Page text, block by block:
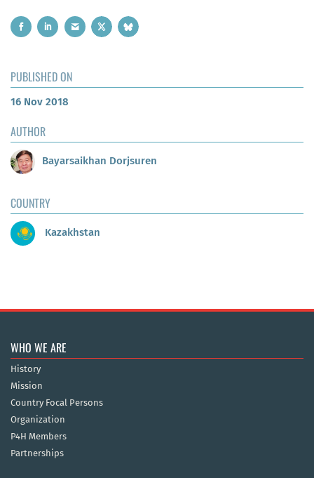
PUBLISHED ON
16 Nov 2018
AUTHOR
Bayarsaikhan Dorjsuren
COUNTRY
Kazakhstan
WHO WE ARE
History
Mission
Country Focal Persons
Organization
P4H Members
Partnerships